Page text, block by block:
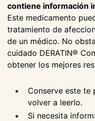
contiene información
Este medicamento
tratamiento de
de un médico. No
cuidado DERATIN®
obtener los mejores
Conserve este te
volver a leerlo.
Si necesita